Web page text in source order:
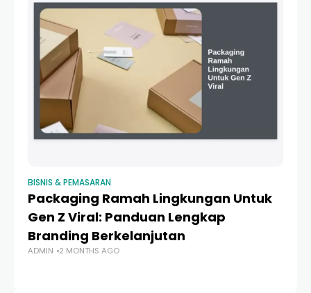
BISNIS & PEMASARAN
Packaging Ramah Lingkungan Untuk
Gen Z Viral: Panduan Lengkap
Branding Berkelanjutan
ADMIN 2 MONTHS AGO